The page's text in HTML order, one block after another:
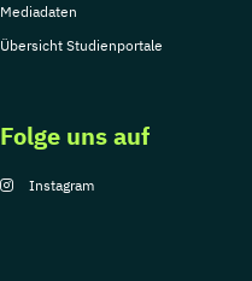
Mediadaten
Übersicht Studienportale
Folge uns auf
Instagram